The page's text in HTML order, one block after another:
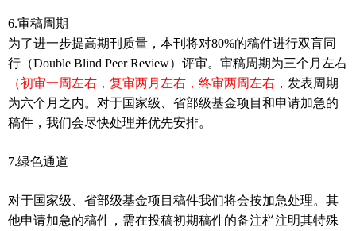
6.审稿周期
为了进一步提高期刊质量，本刊将对80%的稿件进行双盲同
行（Double Blind Peer Review）评审。审稿周期为三个月左右
（初审一周左右，复审两月左右，终审两周左右 ，发表周期
为六个月之内。对于国家级、省部级基金项目和申请加急的
稿件，我们会尽快处理并优先安排。
7.绿色通道
对于国家级、省部级基金项目稿件我们将会按加急处理。其
他申请加急的稿件，需在投稿初期稿件的备注栏注明其特殊